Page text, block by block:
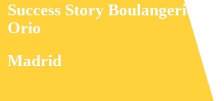
Success Story Boulangeries
Orio
Madrid